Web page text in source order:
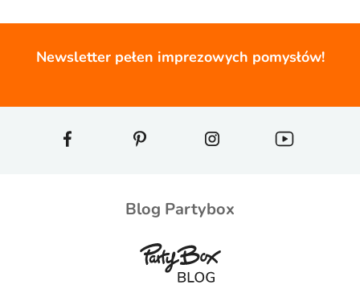
Newsletter pełen imprezowych pomysłów!
Blog Partybox